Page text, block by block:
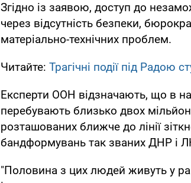
Згідно із заявою, доступ до
через відсутність безпеки,
матеріально-технічних проблем.
Читайте: Трагічні події під Радою
Експерти ООН відзначають, що в
перебувають близько двох
розташованих ближче до лінії
бандформувань так званих ДНР і
"Половина з цих людей живуть у